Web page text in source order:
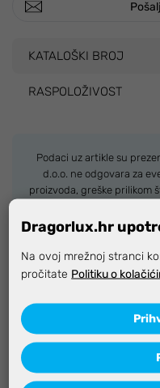
KATALOŠKI BROJ
RASPOLOŽIVOST
Podaci uz artikle su
d.o.o. ne odgovara za
proizvoda, greške prilikom
potpunosti odgovarati
možete nas
Specifikacija
Dragorlux.hr
Na ovoj mrežnoj stranci
pročitate Politiku o